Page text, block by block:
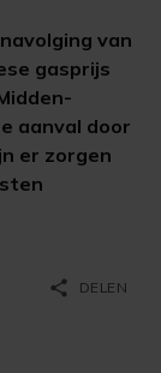
navolging van
gasprijs
aanval door
er zorgen
share DELEN